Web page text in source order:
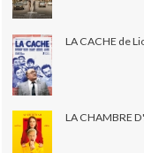
LA CACHE de
LA CHAMBRE